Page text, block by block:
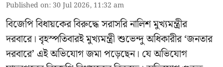
Published on: 30 Jul 2026, 11:32 am
বিজেপি বিধায়কের বিরুদ্ধে সরাসরি নালিশ মুখ্যমন্ত্রীর
দরবারে। বৃহস্পতিবারই মুখ্যমন্ত্রী শুভেন্দু অধিকারীর ‘জনতার
দরবারে’ এই অভিযোগ জমা পড়েছেন। যে অভিযোগ